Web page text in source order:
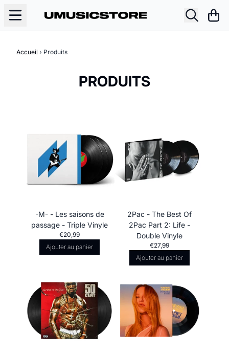
Accueil › Produits
PRODUITS
-M- - Les saisons de
passage - Triple Vinyle
€20,99
Ajouter au panier
2Pac - The Best Of
2Pac Part 2: Life -
Double Vinyle
€27,99
Ajouter au panier